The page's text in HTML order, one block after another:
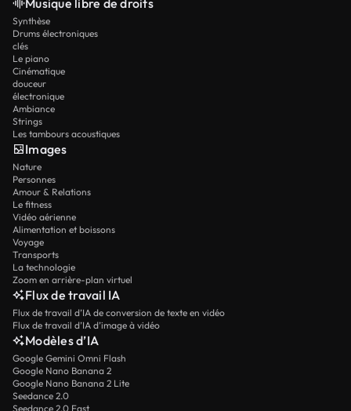
Musique libre de droits
Synthèse
Drums électroniques
clés
Le piano
Cinématique
douceur
électronique
Ambiance
Strings
Les tambours acoustiques
Images
Nature
Personnes
Amour & Relations
Le fitness
Vidéo aérienne
Alimentation et boissons
Voyage
Transports
La technologie
Zoom en arrière-plan virtuel
Flux de travail IA
Flux de travail d’IA de conversion de texte en vidéo
Flux de travail d’IA d’image à vidéo
Modèles d’IA
Google Gemini Omni Flash
Google Nano Banana 2
Google Nano Banana 2 Lite
Seedance 2.0
Seedance 2.0 Fast